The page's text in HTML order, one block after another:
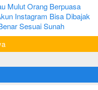
Mulut Orang Berpuasa
Instagram Bisa Dibajak
Sesuai Sunah